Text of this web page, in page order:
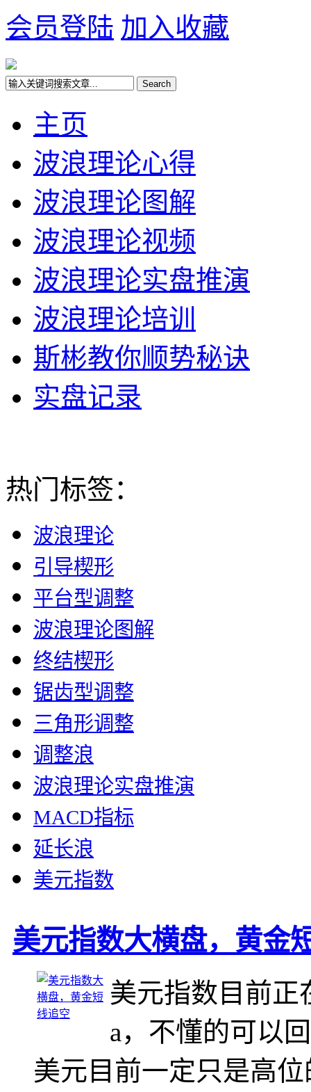
会员登陆 加入收藏
主页
波浪理论心得
波浪理论图解
波浪理论视频
波浪理论实盘推演
波浪理论培训
斯彬教你顺势秘诀
实盘记录
热门标签：
波浪理论
引导楔形
平台型调整
波浪理论图解
终结楔形
锯齿型调整
三角形调整
调整浪
波浪理论实盘推演
MACD指标
延长浪
美元指数
美元指数大横盘，黄金
美元指数目前正
a，不懂的可以
美元目前一定只是高